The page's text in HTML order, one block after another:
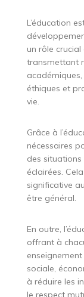
L’éducation
un rôle
transmettant
éthiques et
vie.
Grâce à
nécessaires
des
éclairées.
significative
être général.
En outre,
offrant à
sociale,
à réduire les
le respect